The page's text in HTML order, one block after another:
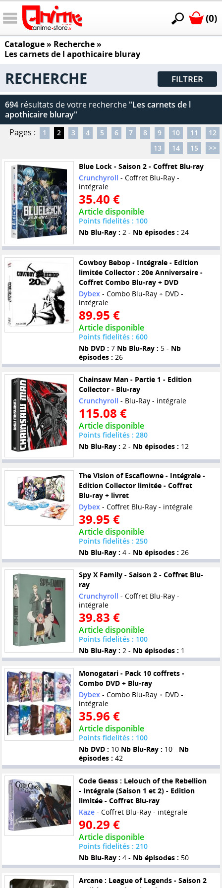
(0)
Catalogue» Recherche »
Les carnets de l apothicaire bluray
RECHERCHE FILTRER
694 résultats de votre recherche "Les carnets de l
apothicaire bluray"
Pages :
1 2 3 4 5 6 7 8 9 10 11
12
13
14 15
>>
Blue Lock - Saison 2 - Coffret Blu-ray
Crunchyroll - Coffret Blu-Ray -
intégrale
35.40 €
Article disponible
Points fidelités : 100
Nb Blu-Ray : 2 - Nb épisodes : 24
Cowboy Bebop - Intégrale - Edition
limitée Collector : 20e Anniversaire -
Coffret Combo Blu-ray + DVD
Dybex - Combo Blu-Ray + DVD -
intégrale
89.95 €
Article disponible
Points fidelités : 600
Nb DVD : 7 Nb Blu-Ray : 5 - Nb
épisodes : 26
Chainsaw Man - Partie 1 - Edition
Collector - Blu-ray
Crunchyroll - Blu-Ray - intégrale
115.08 €
Article disponible
Points fidelités : 280
Nb Blu-Ray : 2 - Nb épisodes : 12
The Vision of Escaflowne - Intégrale -
Edition Collector limitée - Coffret
Blu-ray + livret
Dybex - Coffret Blu-Ray - intégrale
39.95 €
Article disponible
Points fidelités : 250
Nb Blu-Ray : 4 - Nb épisodes : 26
Spy X Family - Saison 2 - Coffret Blu-
ray
Crunchyroll - Coffret Blu-Ray -
intégrale
39.83 €
Article disponible
Points fidelités : 100
Nb Blu-Ray : 2 - Nb épisodes : 1
Monogatari - Pack 10 coffrets -
Combo DVD + Blu-ray
Dybex- Combo Blu-Ray + DVD -
intégrale
35.96 €
Article disponible
Points fidelités : 100
Nb DVD : 10 Nb Blu-Ray : 10 - Nb
épisodes : 42
Code Geass : Lelouch of the Rebellion
- Intégrale (Saison 1 et 2) - Edition
limitée - Coffret Blu-ray
Kaze- Coffret Blu-Ray - intégrale
90.29 €
Article disponible
Points fidelités : 210
Nb Blu-Ray : 4 - Nb épisodes : 50
Arcane : League of Legends - Saison 2